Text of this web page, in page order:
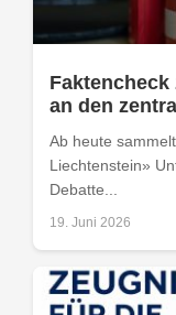
an den
Ab heute
Liechtenstein»
Debatte...
19. Juni 2026